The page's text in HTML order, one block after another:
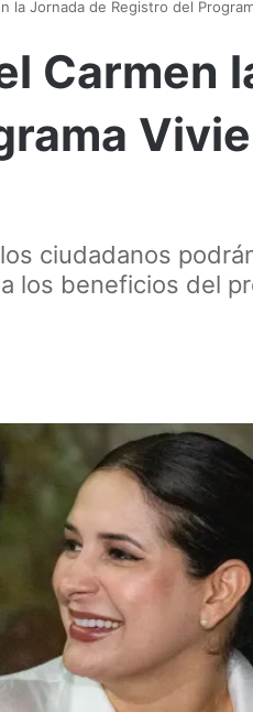
la Jornada de Registro del
Carmen
ciudadanos
los beneficios del